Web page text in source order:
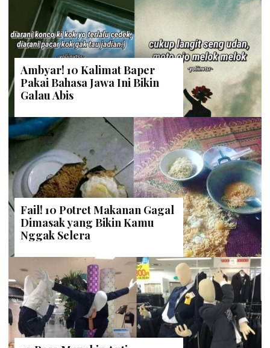
Ambyar! 10 Kalimat Baper
Pakai Bahasa Jawa Ini Bikin
Galau Abis
Fail! 10 Potret Makanan Gagal
Dimasak yang Bikin Kamu
Nggak Selera